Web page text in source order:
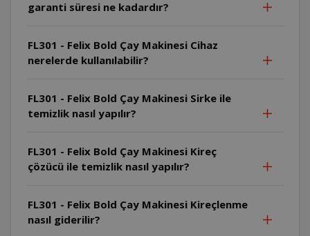
garanti süresi ne kadardır?
FL301 - Felix Bold Çay Makinesi Cihaz
nerelerde kullanılabilir?
FL301 - Felix Bold Çay Makinesi Sirke ile
temizlik nasıl yapılır?
FL301 - Felix Bold Çay Makinesi Kireç
çözücü ile temizlik nasıl yapılır?
FL301 - Felix Bold Çay Makinesi Kireçlenme
nasıl giderilir?